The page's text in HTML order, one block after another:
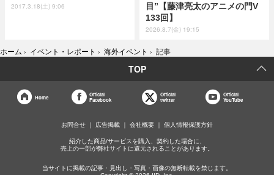
2017.3.18(土) 9:06
目”【藤津亮太のアニメの門V
133回】
2026.8.7(金) 19:15
ホーム › イベント・レポート › 海外イベント › 記事
TOP
Home
Official
Facebook
Official
twitter
Official
YouTube
お問合せ 広告掲載 会社概要 個人情報保護方針
紹介した商品/サービスを購入、契約した場合に、
売上の一部が弊社サイトに還元されることがあります。
当サイトに掲載の記事・見出し・写真・画像の無断転載を禁じます。